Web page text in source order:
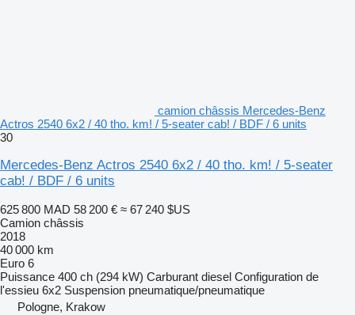
camion châssis Mercedes-Benz
Actros 2540 6x2 / 40 tho. km! / 5-seater cab! / BDF / 6 units
30
Mercedes-Benz Actros 2540 6x2 / 40 tho. km! / 5-seater
cab! / BDF / 6 units
625 800 MAD 58 200 € ≈ 67 240 $US
Camion châssis
2018
40 000 km
Euro 6
Puissance 400 ch (294 kW) Carburant diesel Configuration de
l'essieu 6x2 Suspension pneumatique/pneumatique
Pologne, Krakow